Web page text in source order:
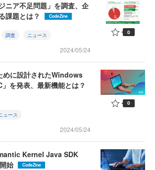
ニア不足問題」を調査、企
課題とは？
CodeZine
調査 ニュース
2024/05/24
0
に設計されたWindows
を発表、最新機能とは？
ュース
2024/05/24
0
Kernel Java SDK
始
CodeZine